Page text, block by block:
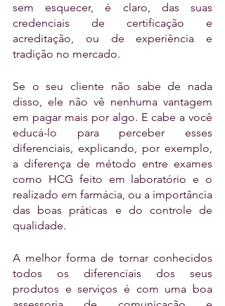
sem esquecer, é claro, das suas
credenciais de certificação e
acreditação, ou de experiência e
tradição no mercado.
Se o seu cliente não sabe de nada
disso, ele não vê nenhuma vantagem
em pagar mais por algo. E cabe a você
educá-lo para perceber esses
diferenciais, explicando, por exemplo,
a diferença de método entre exames
como HCG feito em laboratório e o
realizado em farmácia, ou a importância
das boas práticas e do controle de
qualidade.
A melhor forma de tornar conhecidos
todos os diferenciais dos seus
produtos e serviços é com uma boa